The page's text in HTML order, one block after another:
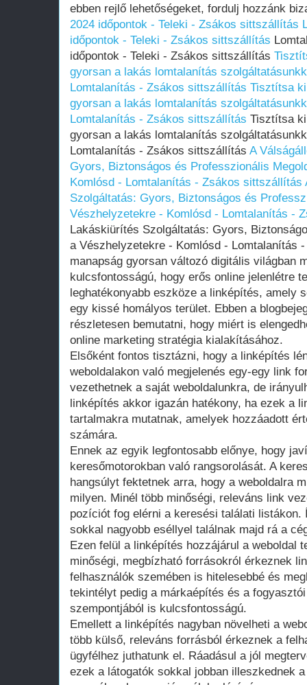
ebben rejlő lehetőségeket, fordulj hozzánk
2024 időpontok - Teleki - Zsákos sittszállítás
időpontok - Teleki - Zsákos sittszállítás
időpontok - Teleki - Zsákos sittszállítás
gyorsan a lakás lomtalanítás
Lomtalanítás - Zsákos sittszállítás Tisztítsa
gyorsan a lakás lomtalanítás
Lomtalanítás - Zsákos sittszállítás Tisztítsa
gyorsan a lakás lomtalanítás
Lomtalanítás - Zsákos sittszállítás A
Gyors, Biztonságos és Professzionális
Komlósd - Lomtalanítás - Zsákos sittszállítás
Szolgáltatás: Gyors, Biztonságos és
Vészhelyzetekre - Komlósd - Lomtalanítás -
Lakáskiürítés Szolgáltatás: Gyors,
a Vészhelyzetekre - Komlósd - Lomtalanítás
manapság gyorsan változó digitális világban
kulcsfontosságú, hogy erős online jelenlétre
leghatékonyabb eszköze a linképítés, amely
egy kissé homályos terület. Ebben a
részletesen bemutatni, hogy miért is
online marketing stratégia kialakításához.
Elsőként fontos tisztázni, hogy a linképítés
weboldalakon való megjelenés egy-egy link
vezethetnek a saját weboldalunkra, de
linképítés akkor igazán hatékony, ha ezek a
tartalmakra mutatnak, amelyek hozzáadott
számára.
Ennek az egyik legfontosabb előnye, hogy
keresőmotorokban való rangsorolását. A
hangsúlyt fektetnek arra, hogy a weboldalra
milyen. Minél több minőségi, releváns link
pozíciót fog elérni a keresési találati listákon.
sokkal nagyobb eséllyel találnak majd rá a
Ezen felül a linképítés hozzájárul a weboldal
minőségi, megbízható forrásokról érkeznek
felhasználók szemében is hitelesebbé és
tekintélyt pedig a márkaépítés és a
szempontjából is kulcsfontosságú.
Emellett a linképítés nagyban növelheti a
több külső, releváns forrásból érkeznek a
ügyfélhez juthatunk el. Ráadásul a jól
ezek a látogatók sokkal jobban illeszkednek